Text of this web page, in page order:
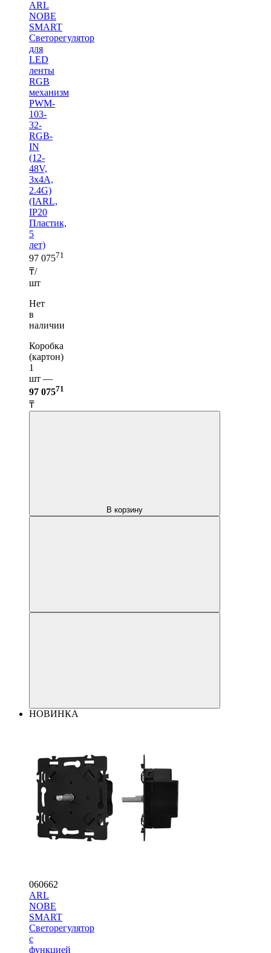
ARL
NOBE
SMART
Светорегулятор
для
LED
ленты
RGB
механизм
PWM-
103-
32-
RGB-
IN
(12-
48V,
3x4A,
2.4G)
(IARL,
IP20
Пластик,
5
лет)
97 07571
₸/
шт
Нет
в
наличии
Коробка
(картон)
1
шт —
97 07571
₸
В корзину
НОВИНКА
060662
ARL
NOBE
SMART
Светорегулятор
с
функцией